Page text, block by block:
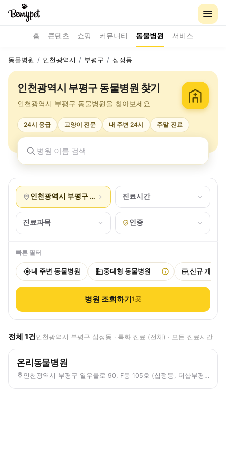
홈 콘텐츠 쇼핑 커뮤니티 동물병원 서비스
동물병원 / 인천광역시 / 부평구 / 십정동
인천광역시 부평구 동물병원 찾기
인천광역시 부평구 동물병원을 찾아보세요
24시 응급 고양이 전문 내 주변 24시 주말 진료
인천광역시 부평구 십정동 진료시간
진료과목 인증
빠른 필터
내 주변 동물병원 중대형 동물병원 신규 개원
병원 조회하기1곳
전체 1건인천광역시 부평구 십정동 · 특화 진료 (전체) · 모든 진료시간
온리동물병원
인천광역시 부평구 열우물로 90, F동 105호 (십정동, 더샵부평센트럴시티)